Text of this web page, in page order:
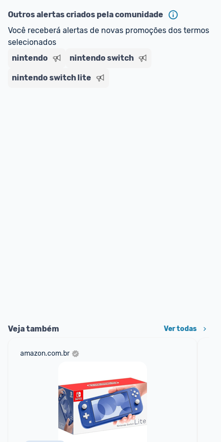
E lembre-se: você sempre pode contar ajuda da
comunidade para tirar dúvidas ou acionar os
nossos Admins marcando
comentário ou através do
Fale com o Promobit.
Outros alertas criados pela comunidade
Você receberá alertas de novas promoções dos termos
selecionados
nintendo
nintendo switch
nintendo switch lite
Veja também Ver todas
amazon.com.br